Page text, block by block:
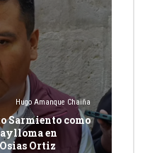
Hugo Amanque Chaiña
Sarmiento como
en
Ortiz